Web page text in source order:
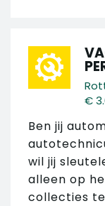
€
Ben jij
wil jij
alleen op
collecties